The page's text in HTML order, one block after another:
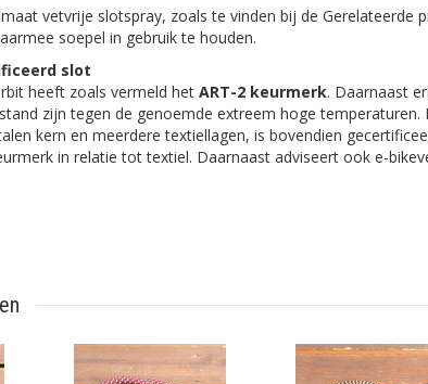
vetvrije slotspray, zoals te vinden bij de Gerelateerde
soepel in gebruik te houden.
slot
heeft zoals vermeld het ART-2 keurmerk. Daarnaast
zijn tegen de genoemde extreem hoge temperaturen.
kern en meerdere textiellagen, is bovendien
in relatie tot textiel. Daarnaast adviseert ook e-